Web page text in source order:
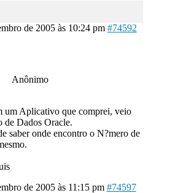
de 2005 às 10:24 pm #74592
Anônimo
um Aplicativo que comprei, veio
de Dados Oracle.
saber onde encontro o N?mero de
de 2005 às 11:15 pm #74597